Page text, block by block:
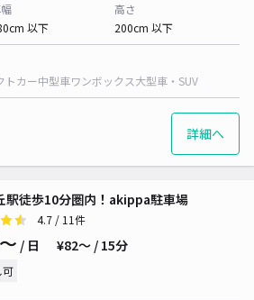
以下
高さ
200cm 以下
トカー中型車ワンボックス大型車・SUV
詳細へ
駅徒歩10分圏内！akippa駐車場
4.7 / 11件
/ 日 ¥82〜 / 15分
可